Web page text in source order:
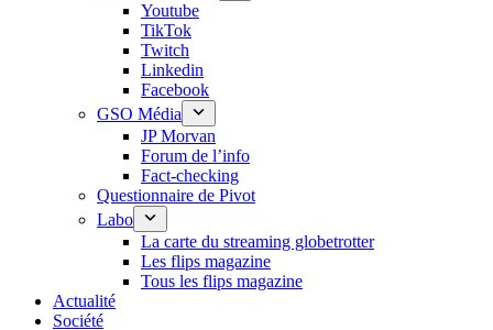
Youtube
TikTok
Twitch
Linkedin
Facebook
GSO Média
JP Morvan
Forum de l’info
Fact-checking
Questionnaire de Pivot
Labo
La carte du streaming globetrotter
Les flips magazine
Tous les flips magazine
Actualité
Société